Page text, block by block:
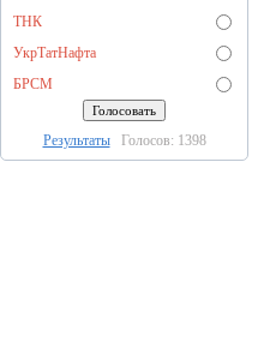
ТНК
УкрТатНафта
БРСМ
РезультатыГолосов: 1398